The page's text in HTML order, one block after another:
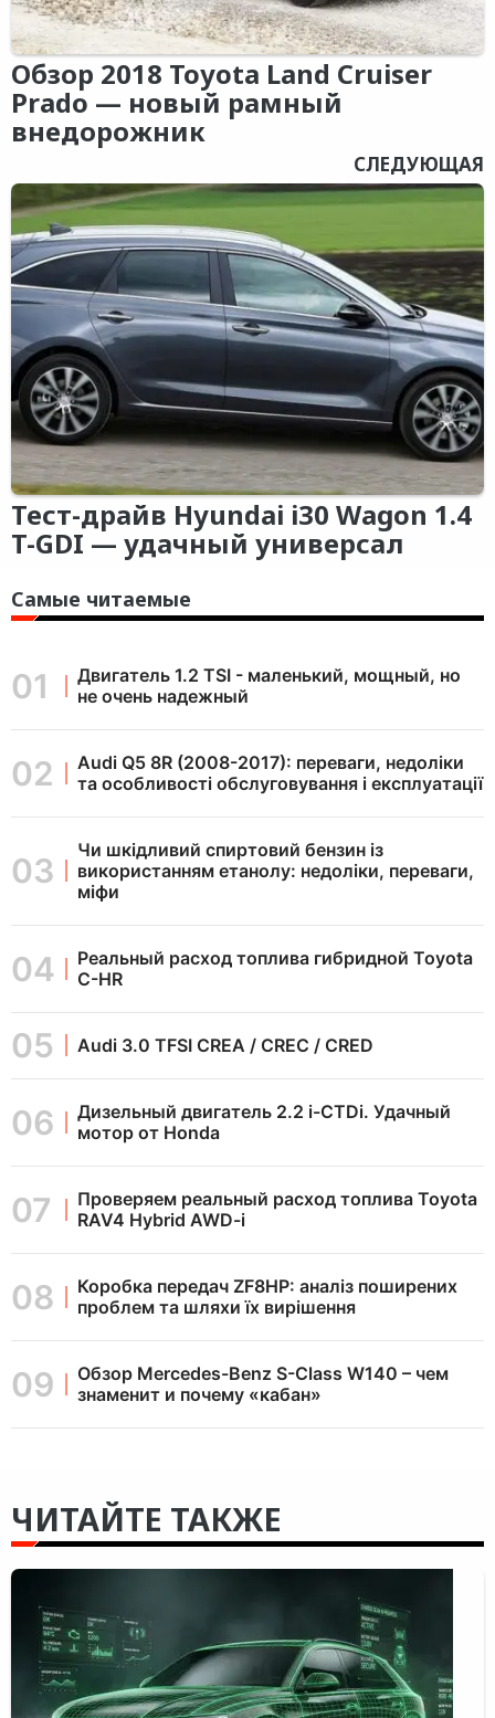
Обзор 2018 Toyota Land Cruiser
Prado — новый рамный
внедорожник
СЛЕДУЮЩАЯ
Тест-драйв Hyundai i30 Wagon 1.4
T-GDI — удачный универсал
Самые читаемые
Двигатель 1.2 TSI - маленький, мощный, но
не очень надежный
Audi Q5 8R (2008-2017): переваги, недоліки
та особливості обслуговування і експлуатації
Чи шкідливий спиртовий бензин із
використанням етанолу: недоліки, переваги,
міфи
Реальный расход топлива гибридной Toyota
C-HR
Audi 3.0 TFSI CREA / CREC / CRED
Дизельный двигатель 2.2 i-CTDi. Удачный
мотор от Honda
Проверяем реальный расход топлива Toyota
RAV4 Hybrid AWD-i
Коробка передач ZF8HP: аналіз поширених
проблем та шляхи їх вирішення
Обзор Mercedes-Benz S-Class W140 – чем
знаменит и почему «кабан»
ЧИТАЙТЕ ТАКЖЕ